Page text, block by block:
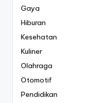
Gaya
Hiburan
Kesehatan
Kuliner
Olahraga
Otomotif
Pendidikan